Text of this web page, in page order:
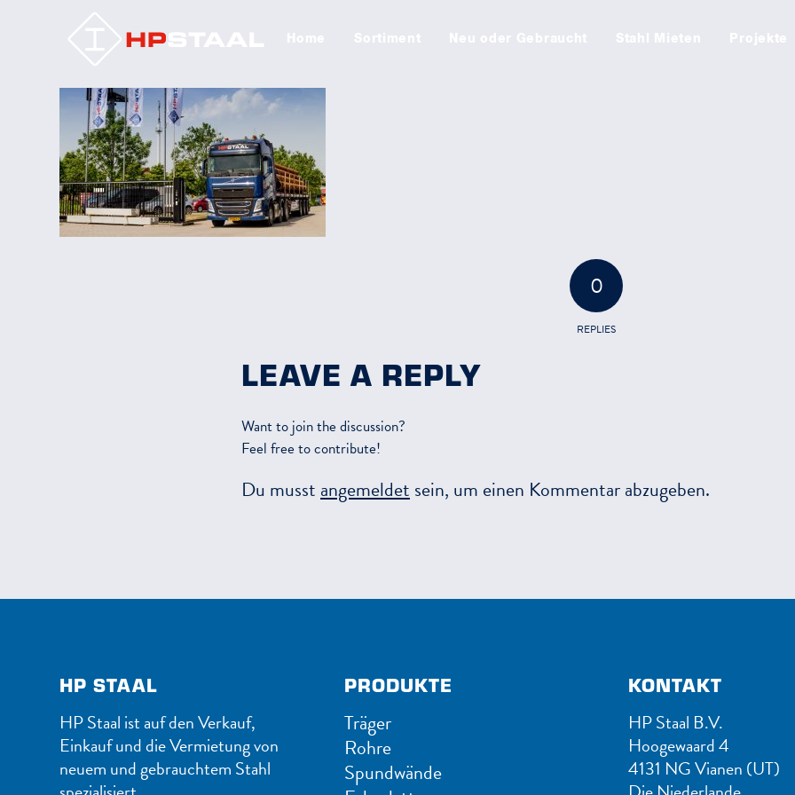
0
REPLIES
LEAVE A REPLY
Want to join the discussion?
Feel free to contribute!
Du musst angemeldet sein, um einen Kommentar abzugeben.
HP STAAL
HP Staal ist auf den Verkauf,
Einkauf und die Vermietung von
neuem und gebrauchtem Stahl
PRODUKTE
Träger
Rohre
Spundwände
KONTAKT
HP Staal B.V.
Hoogewaard 4
4131 NG Vianen (UT)